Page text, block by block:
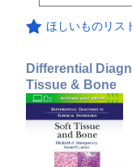
ほしいものリス
Differential
Tissue & Bone